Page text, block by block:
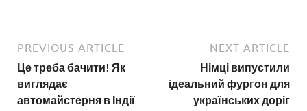
PREVIOUS ARTICLE
Це треба бачити! Як
виглядає
автомайстерня в Індії
NEXT ARTICLE
Німці випустили
ідеальний фургон для
українських доріг